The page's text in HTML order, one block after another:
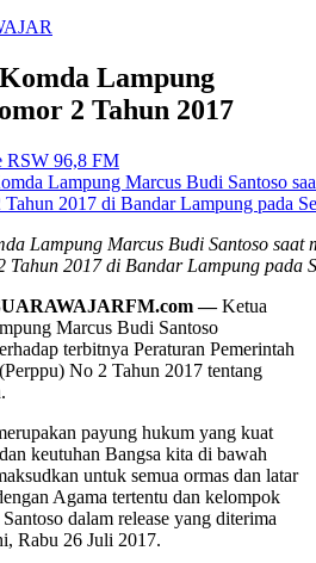
Lampung
2 Tahun 2017
RSW 96,8 FM
Lampung Marcus Budi Santoso saat
Tahun 2017 di Bandar Lampung pada
—Ketua
Marcus Budi Santoso
terbitnya Peraturan Pemerintah
No 2 Tahun 2017 tentang
payung hukum yang kuat
keutuhan Bangsa kita di bawah
untuk semua ormas dan latar
Agama tertentu dan kelompok
dalam release yang diterima
Rabu 26 Juli 2017.